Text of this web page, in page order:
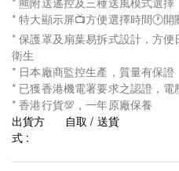
* 特大顯示屏📺方便選擇時間🕐開
* 保護罩及扇葉易拆式設計，方
衛生
* 日本廠商監控生產，質量有保證
* 已獲香港機電署要求之認證，
* 香港行貨💯，一年原廠保養
出貨方
式 :
自取 / 送貨